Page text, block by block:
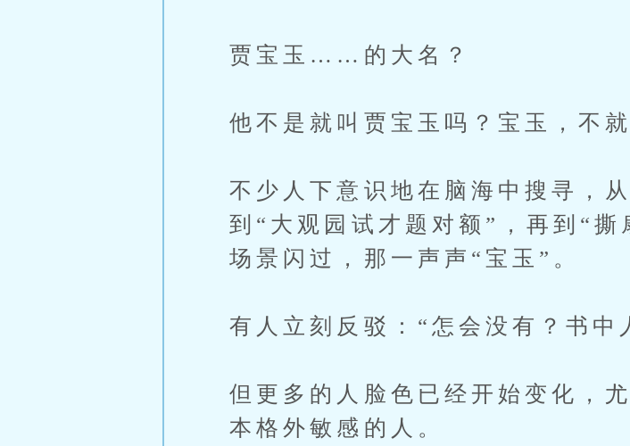
贾宝玉……的大名？
他不是就叫贾宝玉吗？宝玉，不
不少人下意识地在脑海中搜寻，
到“大观园试才题对额”，再到“
场景闪过，那一声声“宝玉”。
有人立刻反驳：“怎会没有？书中
但更多的人脸色已经开始变化，
本格外敏感的人。